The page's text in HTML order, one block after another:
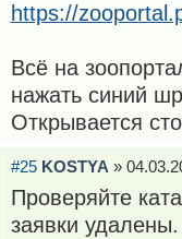
https://
Всё на
нажать синий
Открывается
#25 KOSTYA »
Проверяйте
заявки удалены.